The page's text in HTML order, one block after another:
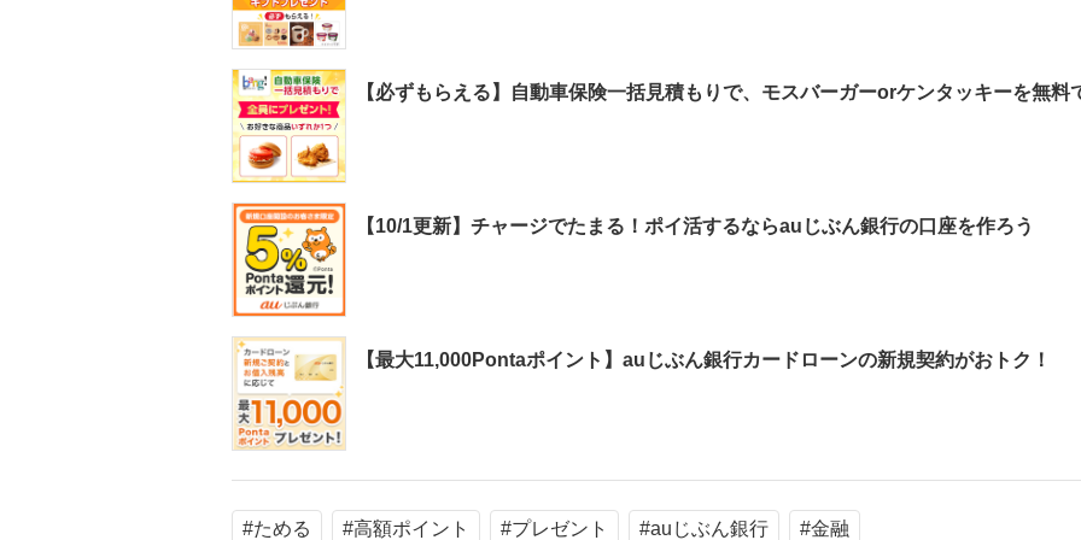
【必ずもらえる】自動車保険一括見積もりで、モスバーガーorケンタッキーを無料
【10/1更新】チャージでたまる！ポイ活するならauじぶん銀行の口座を作ろう
【最大11,000Pontaポイント】auじぶん銀行カードローンの新規契約がおトク！
#ためる #高額ポイント #プレゼント #auじぶん銀行 #金融